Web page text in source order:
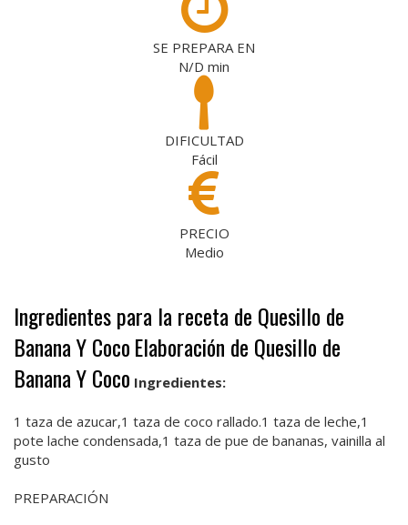
SE PREPARA EN
N/D min
DIFICULTAD
Fácil
PRECIO
Medio
Ingredientes para la receta de Quesillo de
Banana Y CocoElaboración de Quesillo de
Banana Y Coco Ingredientes:
1 taza de azucar,1 taza de coco rallado.1 taza de leche,1
pote lache condensada,1 taza de pue de bananas, vainilla al
gusto
PREPARACIÓN